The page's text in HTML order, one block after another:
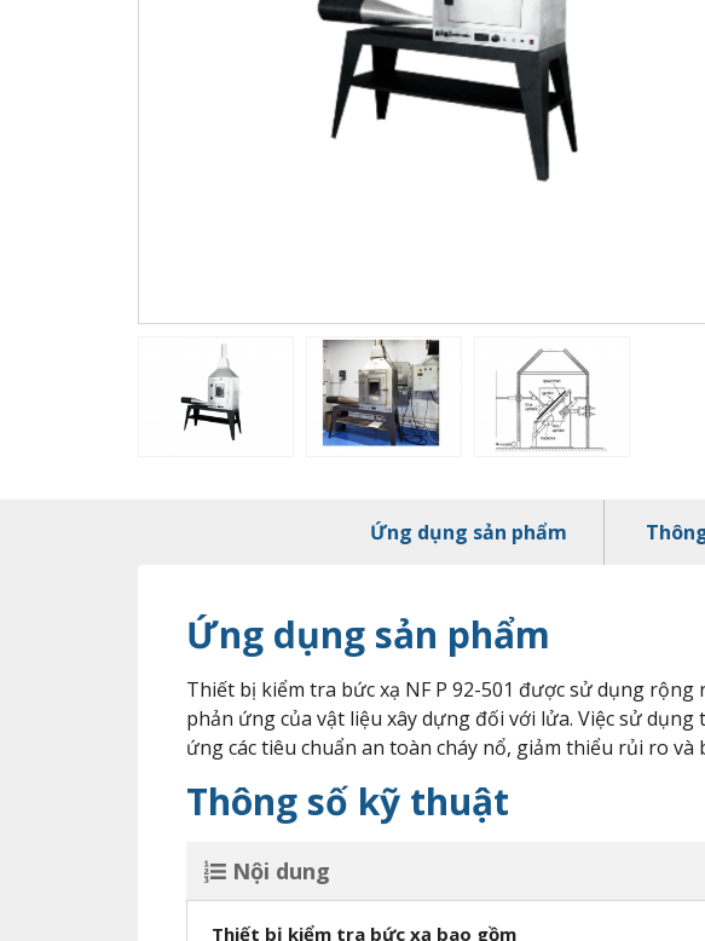
Ứng dụng sản phẩm
Ứng dụng sản phẩm
Thiết bị kiểm tra bức xạ NF P 92-501 được sử dụng
phản ứng của vật liệu xây dựng đối với lửa. Việc sử
ứng các tiêu chuẩn an toàn cháy nổ, giảm thiểu rủi ro
Thông số kỹ thuật
Nội dung
Thiết bị kiểm tra bức xạ bao gồm